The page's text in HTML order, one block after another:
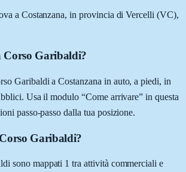
a Costanzana, in provincia di Vercelli (VC),
Corso Garibaldi?
Garibaldi a Costanzana in auto, a piedi, in
Usa il modulo “Come arrivare” in questa
passo-passo dalla tua posizione.
Garibaldi?
sono mappati 1 tra attività commerciali e